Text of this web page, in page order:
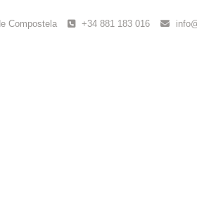
Compostela +34 881 183 016